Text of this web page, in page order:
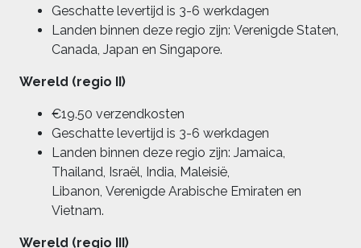
Geschatte levertijd is 3-6 werkdagen
Landen binnen deze regio zijn: Verenigde Staten,
Canada, Japan en Singapore.
Wereld (regio II)
€19.50 verzendkosten
Geschatte levertijd is 3-6 werkdagen
Landen binnen deze regio zijn: Jamaica,
Thailand, Israël, India, Maleisië,
Libanon, Verenigde Arabische Emiraten en
Vietnam.
Wereld (regio III)